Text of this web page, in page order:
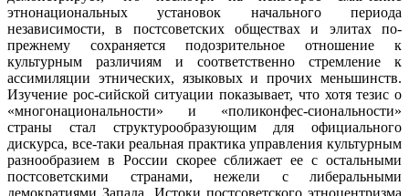
этнонациональных установок начального периода
независимости, в постсоветских обществах и элитах по-
прежнему сохраняется подозрительное отношение к
культурным различиям и соответственно стремление к
ассимиляции этнических, языковых и прочих меньшинств.
Изучение рос-сийской ситуации показывает, что хотя тезис о
«многонациональности» и «поликонфес-сиональности»
страны стал структурообразующим для официального
дискурса, все-таки реальная практика управления культурным
разнообразием в России скорее сближает ее с остальными
постсоветскими странами, нежели с либеральными
демократиями Запада. Истоки постсоветского этноцентризма